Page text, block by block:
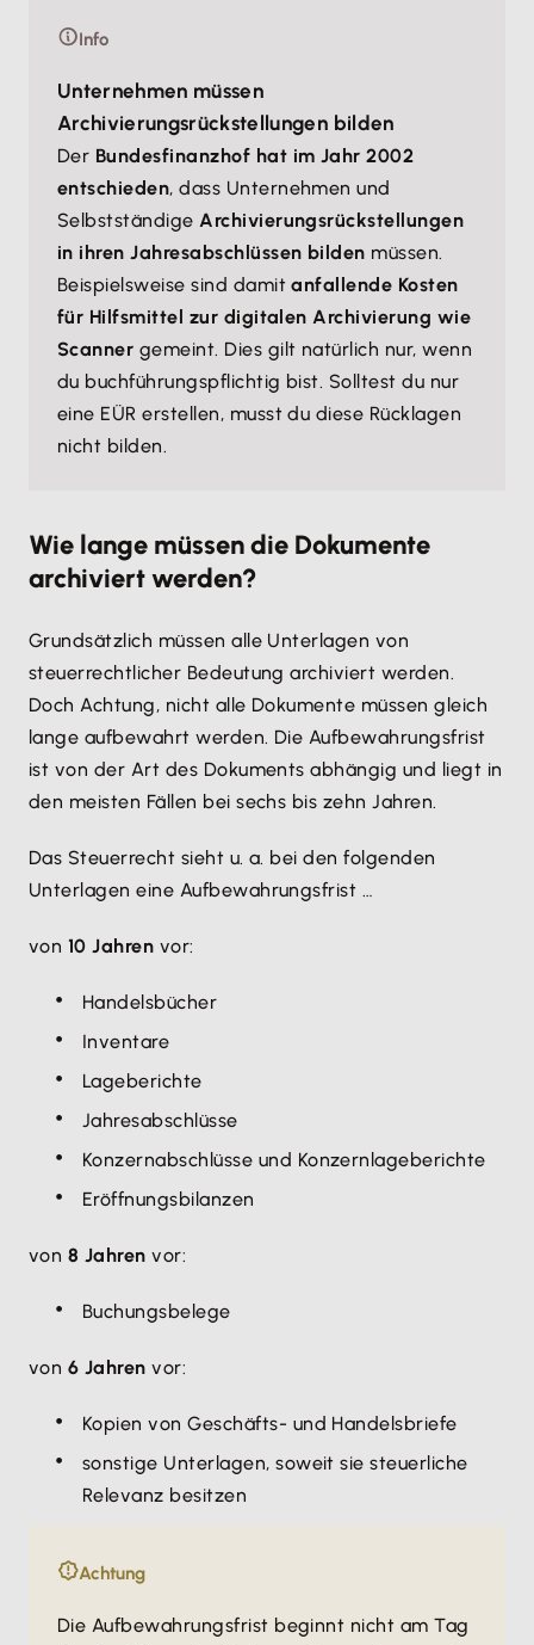
Info
Unternehmen müssen
Archivierungsrückstellungen bilden
Der Bundesfinanzhof hat im Jahr 2002
entschieden, dass Unternehmen und
SelbstständigeArchivierungsrückstellungen
in ihren Jahresabschlüssen bilden müssen.
Beispielsweise sind damitanfallende Kosten
für Hilfsmittel zur digitalen Archivierung wie
Scanner gemeint. Dies gilt natürlich nur, wenn
du buchführungspflichtig bist. Solltest du nur
eine EÜR erstellen, musst du diese Rücklagen
nicht bilden.
Wie lange müssen die Dokumente
archiviert werden?
Grundsätzlich müssen alle Unterlagen von
steuerrechtlicher Bedeutung archiviert werden.
Doch Achtung, nicht alle Dokumente müssen gleich
lange aufbewahrt werden. Die Aufbewahrungsfrist
ist von der Art des Dokuments abhängig und liegt in
den meisten Fällen bei sechs bis zehn Jahren.
Das Steuerrecht sieht u. a. bei den folgenden
Unterlagen eine Aufbewahrungsfrist …
von 10 Jahren vor:
Handelsbücher
Inventare
Lageberichte
Jahresabschlüsse
Konzernabschlüsse und Konzernlageberichte
Eröffnungsbilanzen
von 8 Jahren vor:
Buchungsbelege
von 6 Jahren vor:
Kopien von Geschäfts- und Handelsbriefe
sonstige Unterlagen, soweit sie steuerliche
Relevanz besitzen
Achtung
Die Aufbewahrungsfrist beginnt nicht am Tag